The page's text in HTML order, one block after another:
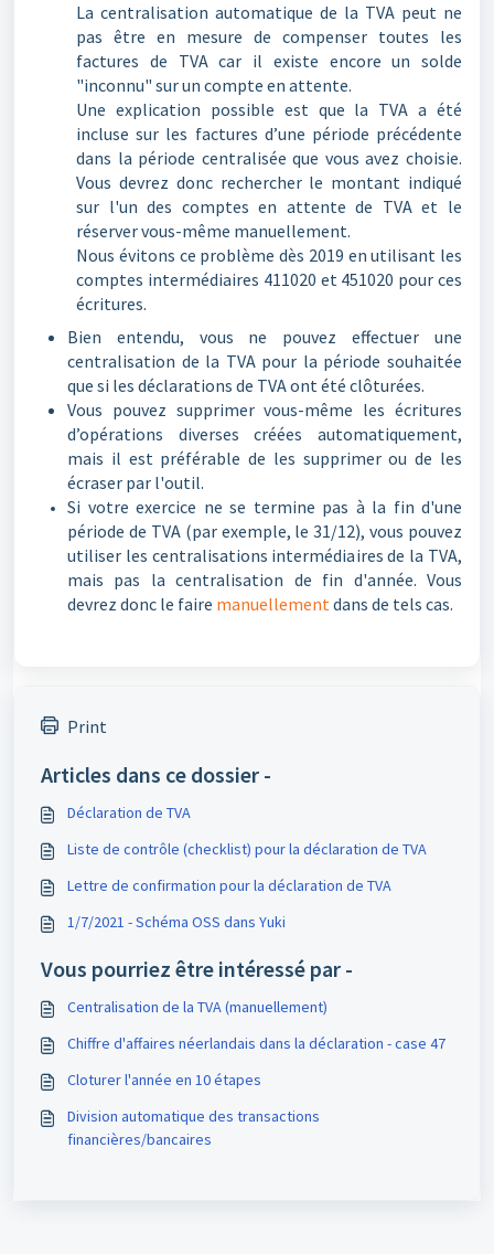
La centralisation automatique de la TVA peut ne
pas être en mesure de compenser toutes les
factures de TVA car il existe encore un solde
"inconnu" sur un compte en attente.
Une explication possible est que la TVA a été
incluse sur les factures d’une période précédente
dans la période centralisée que vous avez choisie.
Vous devrez donc rechercher le montant indiqué
sur l'un des comptes en attente de TVA et le
réserver vous-même manuellement.
Nous évitons ce problème dès 2019 en utilisant les
comptes intermédiaires 411020 et 451020 pour ces
écritures.
Bien entendu, vous ne pouvez effectuer une
centralisation de la TVA pour la période souhaitée
que si les déclarations de TVA ont été clôturées.
Vous pouvez supprimer vous-même les écritures
d’opérations diverses créées automatiquement,
mais il est préférable de les supprimer ou de les
écraser par l'outil.
Si votre exercice ne se termine pas à la fin d'une
période de TVA (par exemple, le 31/12), vous pouvez
utiliser les centralisations intermédiaires de la TVA,
mais pas la centralisation de fin d'année. Vous
devrez donc le faire manuellementdans de tels cas.
Print
Articles dans ce dossier -
Déclaration de TVA
Liste de contrôle (checklist) pour la déclaration de TVA
Lettre de confirmation pour la déclaration de TVA
1/7/2021 - Schéma OSS dans Yuki
Vous pourriez être intéressé par -
Centralisation de la TVA (manuellement)
Chiffre d'affaires néerlandais dans la déclaration - case 47
Cloturer l'année en 10 étapes
Division automatique des transactions
financières/bancaires